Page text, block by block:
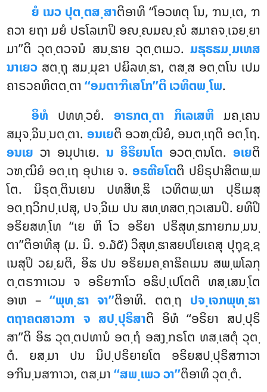
ຍໍ ເນວ ປຸຕ຺ຕສ຺ສາຕິອາທິ ‘‘ໂອວທຕຸ ໂນ, ຠນ຺ເຕ, ຠ
ຄວາ ຍຖາ ມຍໍ ປຣໂລເກປິ ອຎ຺ຎມຎ຺ຎໍ ສມາຄຈ຺ເຉຍ຺ຍາ
ມາ’’ຕິ ວຸຕ຺ຕວຈນໍ ສນ຺ຘາຍ ວຸຕ຺ຕເມວ. ມຘຸຣຘມ຺ມເທສ
ນາເຍວ ສຕ຺ຖຸ ສມ຺ມຸຂາ ປຏິລທ຺ຘາ, ຕສ຺ສ ອຕ຺ຕໂນ ເປມ
ຄາຣວຄຫິຕຕ຺ຕາ‘‘ອມຕາຠິເສໂກ’’ຕິ ເວທິຕພ຺ໂພ.
ອິທໍ ປທທ຺ວຍໍ. ອາຣກຕ຺ຕາ ກິເລເສຫິ ມຄ຺ເຄນ
ສມຸຈ຺ຉິນ຺ນຕ຺ຕາ. ອນເຍຕິ ອວຑ຺ຒິຍໍ, ອນຕ຺ເຖຕິ ອຕ຺ໂຖ.
ອນເຍ ວາ ອນຸປາເຍ. ນ ອິຣິຍນໂຕອວຕ຺ຕນໂຕ. ອເຍຕິ
ວຑ຺ຒິຍໍ ອຕ຺ເຖ ອຸປາເຍ ຈ. ອຣຓີຍໂຕຕິ ປຍິຣຸປາສິຕພ຺ພ
ໂຕ. ນິຣຸຕ຺ຕິນເຍນ ປທສິທ຺ຘິ ເວທິຕພ຺ພາ ປຸຣິເມສຸ
ອຕ຺ຖວິກປ຺ເປສຸ, ປຈ຺ຉິເມ ປນ ສທ຺ທສຕ຺ຖວເສນປິ. ຍທິປິ
ອຣິຍສທ຺ໂທ ‘‘ເຍ ຫິ ໂວ ອຣິຍາ ປຣິສຸທ຺ຘກາຍກມ຺ມນ຺
ຕາ’’ຕິອາທີສຸ (ມ. ນິ. ໑.໓໕) ວິສຸທ຺ຘາສຍປໂຍເຄສຸ ປຸຖຸຊ຺ຊ
ເນສຸປິ ວຏ຺ຏຕິ, ອິຘ ປນ ອຣິຍມຄ຺ຄາຘິຄເມນ ສພ຺ພໂລກຸ
ຕ຺ຕຣຠາເວນ ຈ ອຣິຍຠາໂວ ອຘິປ຺ເປໂຕຕິ ທສ຺ເສນ຺ໂຕ
ອາຫ – ‘‘ພຸທ຺ຘາ ຈາ’’ຕິອາທິ. ຕຕ຺ຖ ປຈ຺ເຈກພຸທ຺ຘາ
ຕຖາຄຕສາວກາ ຈ ສປ຺ປຸຣິສາຕິ ອິທໍ ‘‘ອຣິຍາ ສປ຺ປຸຣິ
ສາ’’ຕິ ອິຘ ວຸຕ຺ຕປທານໍ ອຕ຺ຖໍ ອສງ຺ກຣໂຕ ທສ຺ເສຕຸໍ ວຸຕ຺
ຕໍ. ຍສ຺ມາ ປນ ນິປ຺ປຣິຍາຍໂຕ ອຣິຍສປ຺ປຸຣິສຠາວາ
ອຠິນ຺ນສຠາວາ, ຕສ຺ມາ‘‘ສພ຺ເພວ ວາ’’ຕິອາທິ ວຸຕ຺ຕໍ.